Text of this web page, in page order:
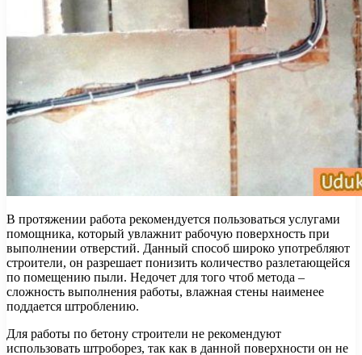
В протяжении работа рекомендуется пользоваться услугами
помощника, который увлажнит рабочую поверхность при
выполнении отверстий. Данный способ широко употребляют
строители, он разрешает понизить количество разлетающейся
по помещению пыли. Недочет для того чтоб метода –
сложность выполнения работы, влажная стены наименее
поддается штроблению.
Для работы по бетону строители не рекомендуют
использовать штроборез, так как в данной поверхности он не